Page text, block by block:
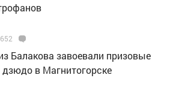
Балакова завоевали призовые
дзюдо в Магнитогорске